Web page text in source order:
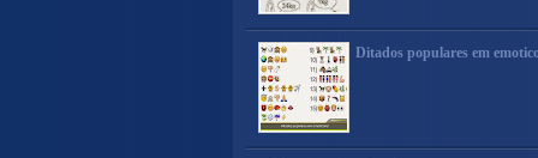
Ditados populares em